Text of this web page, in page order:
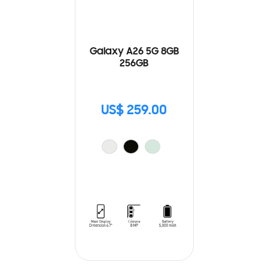
Galaxy A26 5G 8GB
256GB
US$ 259.00